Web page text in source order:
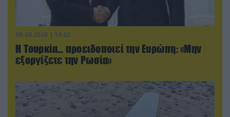
09.08.2026 | 19:02
Η Τουρκία… προειδοποιεί την Ευρώπη: «Μην
εξοργίζετε την Ρωσία»